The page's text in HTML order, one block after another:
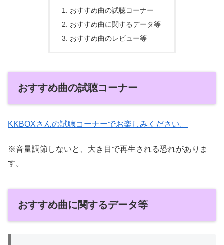
おすすめ曲の試聴コーナー
おすすめ曲に関するデータ等
おすすめ曲のレビュー等
おすすめ曲の試聴コーナー
KKBOXさんの試聴コーナーでお楽しみください。
※音量調節しないと、大き目で再生される恐れがありま
す。
おすすめ曲に関するデータ等